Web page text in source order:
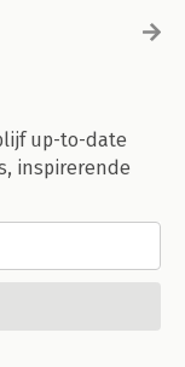
up-to-date
inspirerende